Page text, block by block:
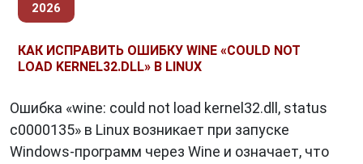
2026
КАК ИСПРАВИТЬ ОШИБКУ WINE «COULD NOT
LOAD KERNEL32.DLL» В LINUX
Ошибка «wine: could not load kernel32.dll, status
c0000135» в Linux возникает при запуске
Windows-программ через Wine и означает, что